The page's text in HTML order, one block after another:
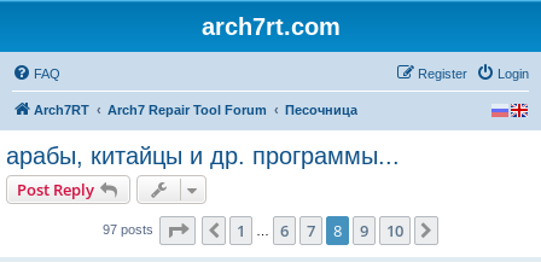
arch7rt.com
FAQ Login
Register
Arch7RT Arch7 Repair Tool Forum Песочница
арабы, китайцы и др. программы...
Post Reply
97 posts Page of10
Previous
1 6 7 8 9 10